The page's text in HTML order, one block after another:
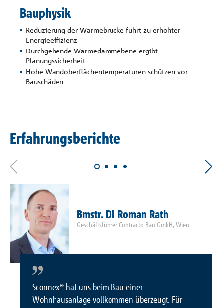
Bauphysik
Reduzierung der Wärmebrücke führt zu erhöhter
Energieeffizienz
Durchgehende Wärmedämmebene ergibt
Planungssicherheit
Hohe Wandoberflächentemperaturen schützen vor
Bauschäden
Erfahrungsberichte
Bmstr. DI Roman Rath
Geschäftsführer Contracto Bau GmbH, Wien
Sconnex® hat uns beim Bau einer
Wohnhausanlage vollkommen überzeugt. Für